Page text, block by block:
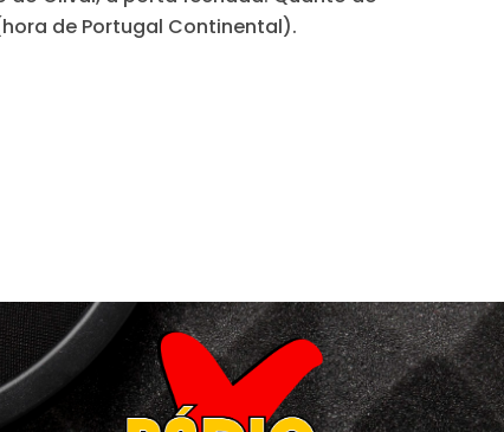
de Portugal Continental).